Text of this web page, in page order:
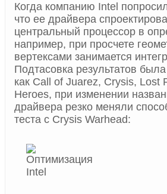
Когда компанию Intel
что ее драйвера
центральный процессор в
например, при просчете
вертексами занимается
Подтасовка результатов
как Call of Juarez, Crysis,
Heroes, при изменении
драйвера резко меняли
теста с Crysis Warhead: